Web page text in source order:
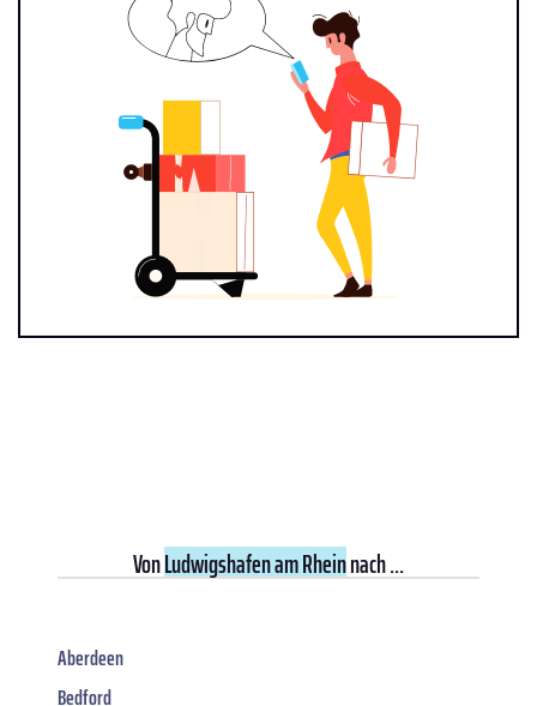
VonLudwigshafen am Rheinnach ...
Aberdeen
Bedford